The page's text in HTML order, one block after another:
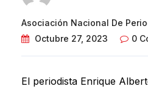
Asociación Nacional De
Octubre 27, 2023
0
El periodista Enrique